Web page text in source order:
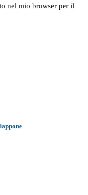
nel mio browser per il